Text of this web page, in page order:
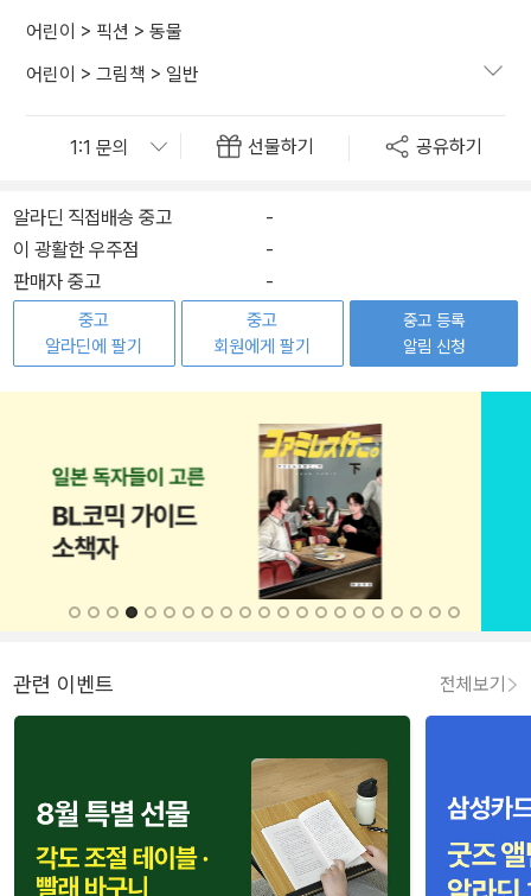
어린이 > 픽션 > 동물
어린이 > 그림책 > 일반
선물하기 공유하기
알라딘 직접배송 중고
-
이 광활한 우주점
-
판매자 중고
-
중고
알라딘에 팔기
중고
회원에게 팔기
중고 등록
알림 신청
관련 이벤트 전체보기